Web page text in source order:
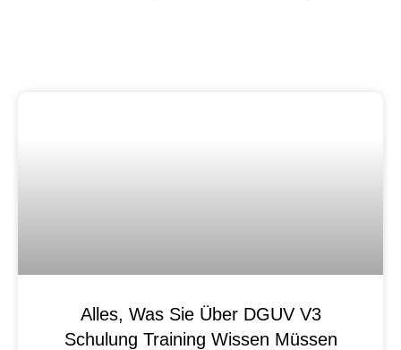
Alles, Was Sie Über DGUV V3
Schulung Training Wissen Müssen